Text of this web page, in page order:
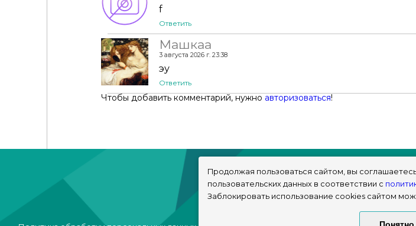
f
Ответить
Машкаа
3 августа 2026 г. 23:38
эу
Ответить
Чтобы добавить комментарий, нужно авторизоваться!
© sims-
Продолжая пользоваться сайтом, вы
пользовательских данных в соответствии с
Заблокировать использование cookies сайтом